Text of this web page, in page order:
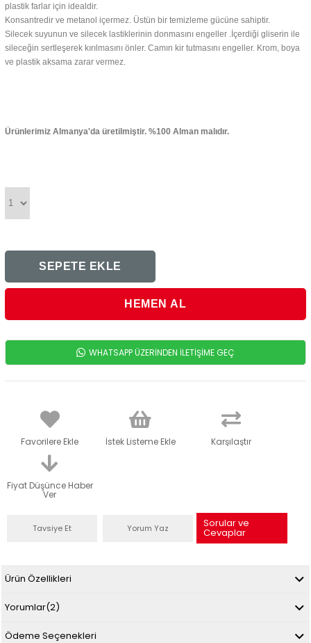
plastik farlar için idealdir.
Konsantredir ve metanol içermez. Üstün bir temizleme gücüne sahiptir.
Silecek suyunun ve silecek lastiklerinin donmasını engeller .İçerdiği gliserin ile
sileceğin sertleşerek kırılmasını önler. Camın kir tutmasını engeller. Krom, boya
ve plastik aksama zarar vermez.
Ürünlerimiz Almanya'da üretilmiştir. %100 Alman malıdır.
WHATSAPP ÜZERİNDEN İLETİŞİME GEÇ
Favorilere Ekle İstek Listeme Ekle Karşılaştır
Fiyat Düşünce Haber
Ver
Tavsiye Et Yorum Yaz Sorular ve
Cevaplar
Ürün Özellikleri
Yorumlar(2)
Ödeme Seçenekleri